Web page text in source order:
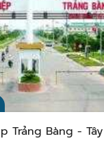
Trảng Bàng -